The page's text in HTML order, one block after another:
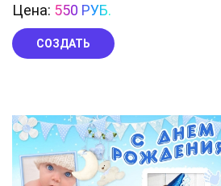
Цена: 550 РУБ.
СОЗДАТЬ